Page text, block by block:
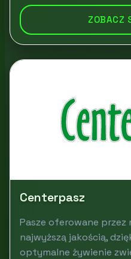
ZOBACZ
Centerpasz
Pasze oferowane przez
najwyższą jakością,
optymalne żywienie